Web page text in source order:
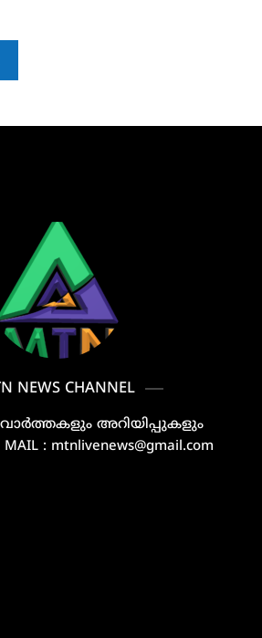
NEWS CHANNEL
അറിയിപ്പുകളും
: mtnlivenews@gmail.com